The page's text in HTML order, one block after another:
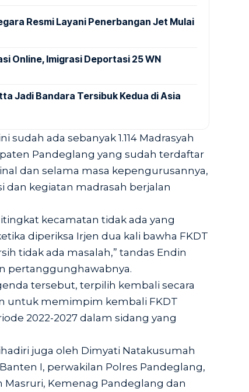
Resmi Layani Penerbangan Jet Mulai
Online, Imigrasi Deportasi 25 WN
Jadi Bandara Tersibuk Kedua di Asia
sudah ada sebanyak 1.114 Madrasyah
Pandeglang yang sudah terdaftar
dan selama masa kepengurusannya,
dan kegiatan madrasah berjalan
kecamatan tidak ada yang
diperiksa Irjen dua kali bawha FKDT
tidak ada masalah,” tandas Endin
pertanggunghawabnya.
tersebut, terpilih kembali secara
untuk memimpim kembali FKDT
2022-2027 dalam sidang yang
juga oleh Dimyati Natakusumah
I, perwakilan Polres Pandeglang,
Masruri, Kemenag Pandeglang dan